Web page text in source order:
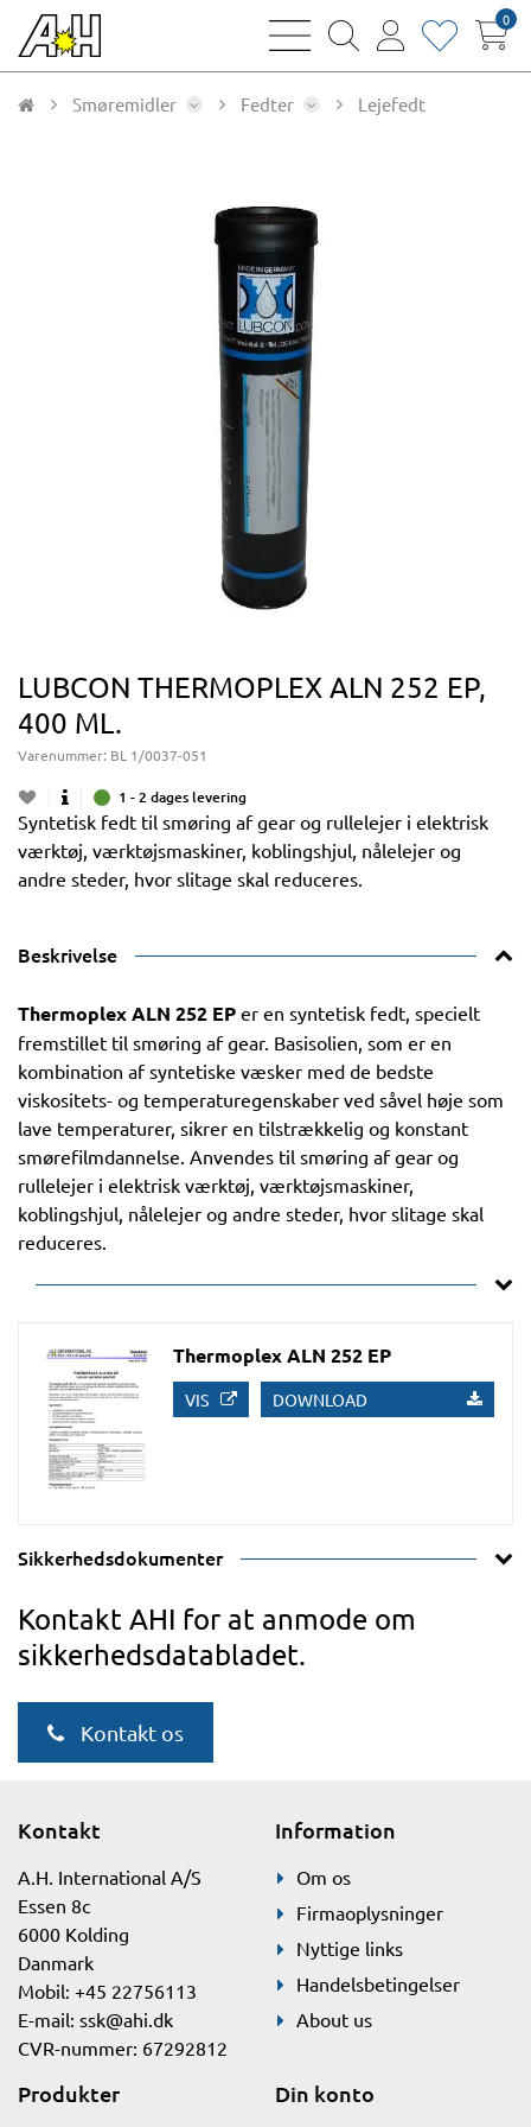
bars
magnifying
user
heart0
Smøremidler Fedter Lejefedt
LUBCON THERMOPLEX ALN 252 EP,
400 ML.
Varenummer: BL 1/0037-051
1 - 2 dages levering
Syntetisk fedt til smøring af gear og rullelejer i elektrisk
værktøj, værktøjsmaskiner, koblingshjul, nålelejer og
andre steder, hvor slitage skal reduceres.
Beskrivelse
Thermoplex ALN 252 EP er en syntetisk fedt, specielt
fremstillet til smøring af gear. Basisolien, som er en
kombination af syntetiske væsker med de bedste
viskositets- og temperaturegenskaber ved såvel høje som
lave temperaturer, sikrer en tilstrækkelig og konstant
smørefilmdannelse. Anvendes til smøring af gear og
rullelejer i elektrisk værktøj, værktøjsmaskiner,
koblingshjul, nålelejer og andre steder, hvor slitage skal
reduceres.
Thermoplex ALN 252 EP
VIS DOWNLOAD
Sikkerhedsdokumenter
Kontakt AHI for at anmode om
sikkerhedsdatabladet.
Kontakt os
Kontakt
A.H. International A/S
Essen 8c
6000 Kolding
Danmark
Mobil: +45 22756113
E-mail: ssk@ahi.dk
CVR-nummer: 67292812
Information
Om os
Firmaoplysninger
Nyttige links
Handelsbetingelser
About us
Produkter Din konto